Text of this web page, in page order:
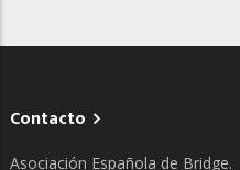
Contacto
Asociación Española de Bridge.